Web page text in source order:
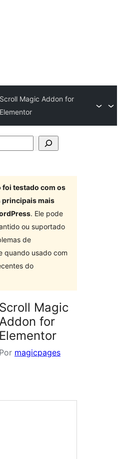
Scroll Magic Addon for
Elementor
foi testado com os
principais mais
. Ele pode
ou suportado
de
quando usado com
do
Scroll Magic
for
Elementor
Por magicpages